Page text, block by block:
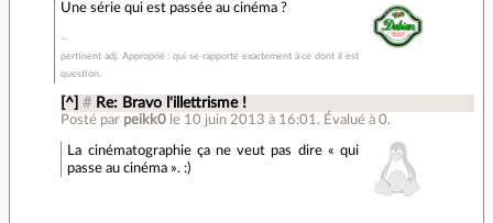
Une série qui est passée au cinéma ?
pertinent adj. Approprié : qui se rapporte exactement à ce dont il est
question.
[^] # Re: Bravo l'illettrisme !
Posté par peikk0 le 10 juin 2013 à 16:01 . Évalué à0.
La cinématographie ça ne veut pas dire « qui
passe au cinéma ». :)